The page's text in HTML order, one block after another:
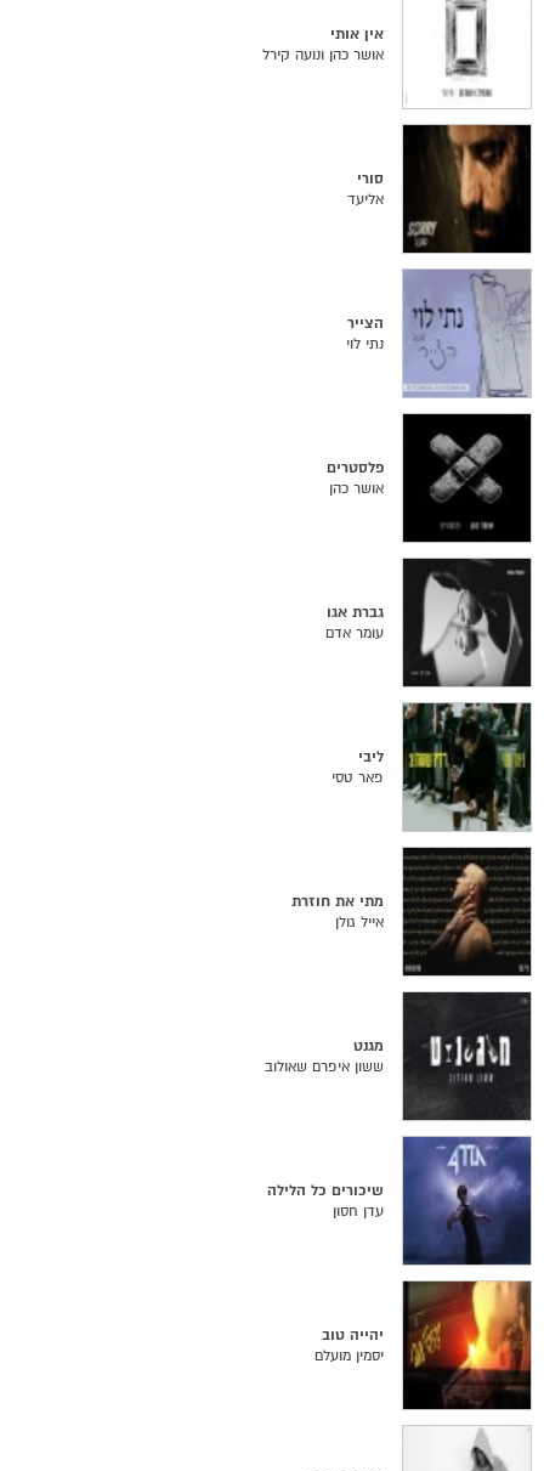
אין אותי
אושר כהן ונועה קירל
סורי
אליעד
הצייר
נתי לוי
פלסטרים
אושר כהן
גברת אגו
עומר אדם
ליבי
פאר טסי
מתי את חוזרת
אייל גולן
מגנט
ששון איפרם שאולוב
שיכורים כל הלילה
עדן חסון
יהייה טוב
יסמין מועלם